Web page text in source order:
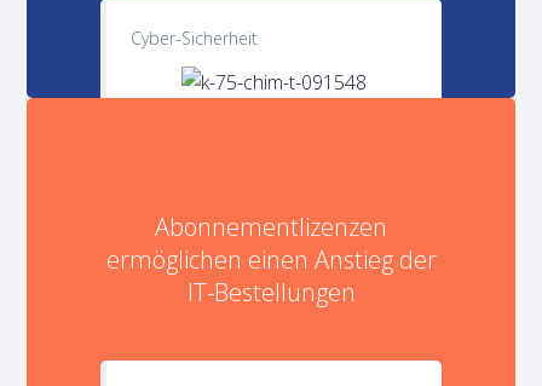
Cyber-Sicherheit
Abonnementlizenzen
ermöglichen einen Anstieg der
IT-Bestellungen